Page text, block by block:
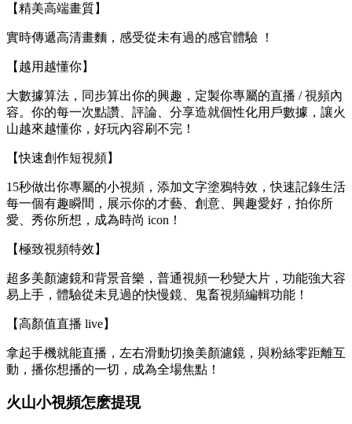
【精美高端畫質】
實時傳遞高清畫麵，感受從未有過的感官體驗 ！
【越用越懂你】
大數據算法，同步算出你的興趣，定製你專屬的直播 / 視頻內
容。你的每一次點讚、評論、分享造就個性化用戶數據，讓火
山越來越懂你，好玩內容刷不完！
【快速創作短視頻】
15秒做出你專屬的小視頻，添加文字塗鴉特效，快速記錄生活
每一個有趣瞬間，展示你的才藝、創意、興趣愛好，拍你所
愛、秀你所想，成為時尚 icon！
【極致視頻特效】
超多美顏濾鏡和背景音樂，普通視頻一秒變大片，功能強大容
易上手，體驗從未見過的快慢鏡、鬼畜視頻編輯功能！
【高顏值直播 live】
拿起手機就能直播，左右滑動切換美顏濾鏡，與粉絲零距離互
動，播你想播的一切，成為全場焦點！
火山小視頻怎麽提現